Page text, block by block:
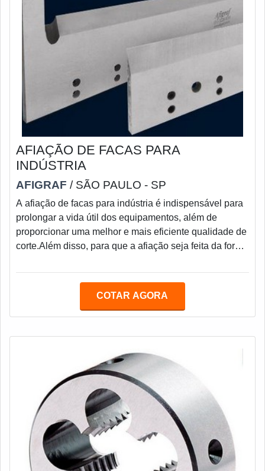
AFIAÇÃO DE FACAS PARA
INDÚSTRIA
AFIGRAF / SÃO PAULO - SP
A afiação de facas para indústria é indispensável para
prolongar a vida útil dos equipamentos, além de
proporcionar uma melhor e mais eficiente qualidade de
corte.Além disso, para que a afiação seja feita da forma
responsável e que esteja focada há um certo tempo
Industriais para cortes de Aço, Madeira, Papel,
COTAR AGORA